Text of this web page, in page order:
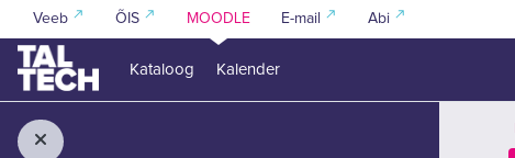
Jäta vahele peasisuni
Veeb ÕIS MOODLE E-mail Abi
Kataloog Kalender